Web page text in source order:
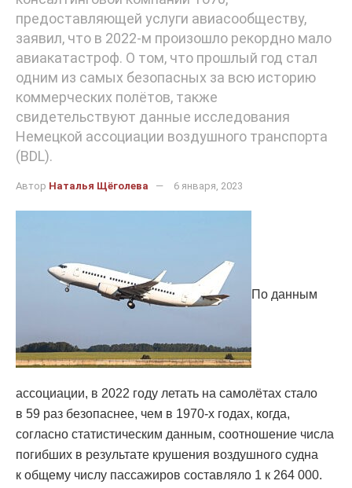
предоставляющей услуги авиасообществу,
заявил, что в 2022-м произошло рекордно мало
авиакатастроф. О том, что прошлый год стал
одним из самых безопасных за всю историю
коммерческих полётов, также
свидетельствуют данные исследования
Немецкой ассоциации воздушного транспорта
(BDL).
Автор Наталья Щёголева 6 января, 2023
По данным
ассоциации, в 2022 году летать на самолётах стало
в 59 раз безопаснее, чем в 1970-х годах, когда,
согласно статистическим данным, соотношение числа
погибших в результате крушения воздушного судна
к общему числу пассажиров составляло 1 к 264 000.